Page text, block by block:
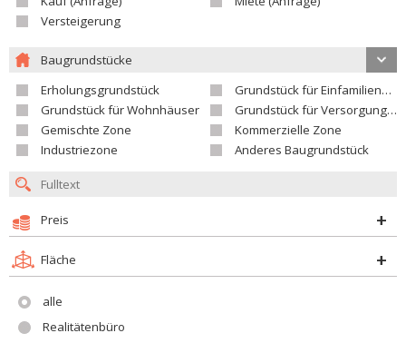
Versteigerung
Baugrundstücke
Erholungsgrundstück
Grundstück für Einfamilienhäuser
Grundstück für Wohnhäuser
Grundstück für Versorgungseinrichtungen
Gemischte Zone
Kommerzielle Zone
Industriezone
Anderes Baugrundstück
Preis
Fläche
alle
Realitätenbüro